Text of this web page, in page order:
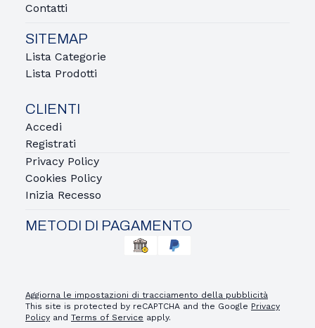
Contatti
SITEMAP
Lista Categorie
Lista Prodotti
CLIENTI
Accedi
Registrati
Privacy Policy
Cookies Policy
Inizia Recesso
METODI DI PAGAMENTO
Aggiorna le impostazioni di tracciamento della pubblicità
This site is protected by reCAPTCHA and the Google Privacy
Policy and Terms of Service apply.